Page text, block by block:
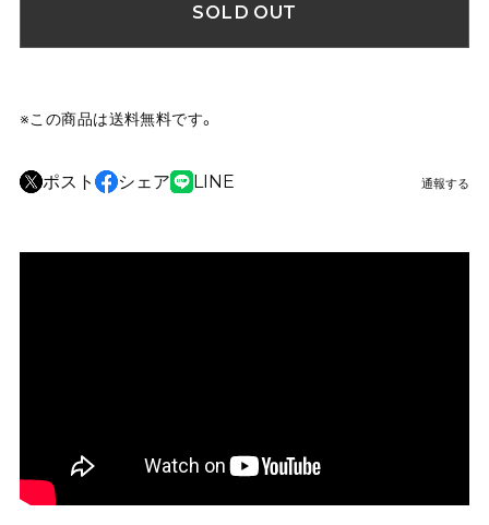
SOLD OUT
※この商品は送料無料です。
ポスト シェア LINE 通報する